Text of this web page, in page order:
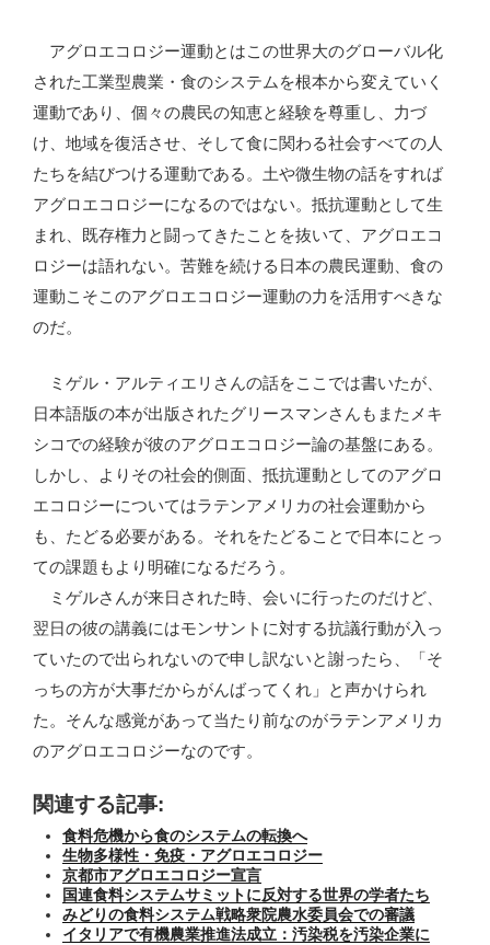
アグロエコロジー運動とはこの世界大のグローバル化
された工業型農業・食のシステムを根本から変えていく
運動であり、個々の農民の知恵と経験を尊重し、力づ
け、地域を復活させ、そして食に関わる社会すべての人
たちを結びつける運動である。土や微生物の話をすれば
アグロエコロジーになるのではない。抵抗運動として生
まれ、既存権力と闘ってきたことを抜いて、アグロエコ
ロジーは語れない。苦難を続ける日本の農民運動、食の
運動こそこのアグロエコロジー運動の力を活用すべきな
のだ。
ミゲル・アルティエリさんの話をここでは書いたが、
日本語版の本が出版されたグリースマンさんもまたメキ
シコでの経験が彼のアグロエコロジー論の基盤にある。
しかし、よりその社会的側面、抵抗運動としてのアグロ
エコロジーについてはラテンアメリカの社会運動から
も、たどる必要がある。それをたどることで日本にとっ
ての課題もより明確になるだろう。
ミゲルさんが来日された時、会いに行ったのだけど、
翌日の彼の講義にはモンサントに対する抗議行動が入っ
ていたので出られないので申し訳ないと謝ったら、「そ
っちの方が大事だからがんばってくれ」と声かけられ
た。そんな感覚があって当たり前なのがラテンアメリカ
のアグロエコロジーなのです。
関連する記事:
食料危機から食のシステムの転換へ
生物多様性・免疫・アグロエコロジー
京都市アグロエコロジー宣言
国連食料システムサミットに反対する世界の学者たち
みどりの食料システム戦略衆院農水委員会での審議
イタリアで有機農業推進法成立：汚染税を汚染企業に